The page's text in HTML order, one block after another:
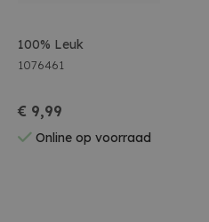
100% Leuk
1076461
€ 9,99
Online op voorraad